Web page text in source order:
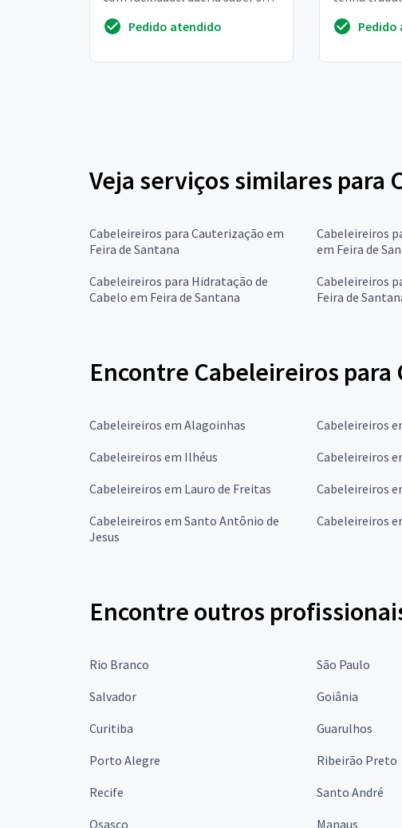
Pedido atendido
janine ...Pedido
Veja serviços similares para
Cabeleireiros para Cauterização em
Feira de Santana
Cabeleireiros
em Feira de
Cabeleireiros para Hidratação de
Cabelo em Feira de Santana
Cabeleireiros
Feira de
Encontre Cabeleireiros para
Cabeleireiros em Alagoinhas Cabeleireiros
Cabeleireiros em Ilhéus
Cabeleireiros
Cabeleireiros em Lauro de Freitas
Cabeleireiros
Cabeleireiros em Santo Antônio de
Jesus
Cabeleireiros
Encontre outros
Rio Branco São Paulo
Salvador
Goiânia
Curitiba
Guarulhos
Porto Alegre
Ribeirão Preto
Recife
Santo André
Osasco
Manaus